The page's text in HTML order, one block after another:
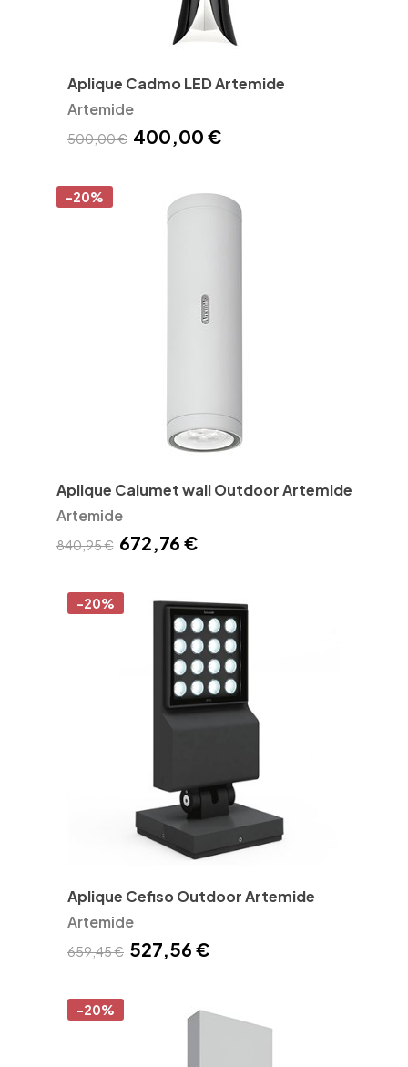
Aplique Cadmo LED Artemide
Artemide
500,00 € 400,00 €
-20%
Aplique Calumet wall Outdoor Artemide
Artemide
840,95 € 672,76 €
-20%
Aplique Cefiso Outdoor Artemide
Artemide
659,45 € 527,56 €
-20%